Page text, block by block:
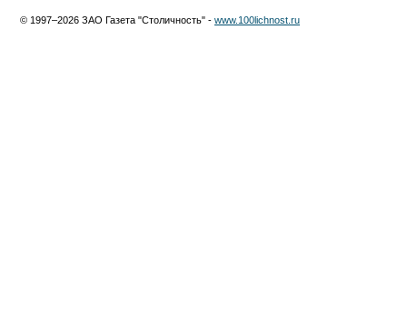
© 1997–2026 ЗАО Газета "Столичность" - www.100lichnost.ru